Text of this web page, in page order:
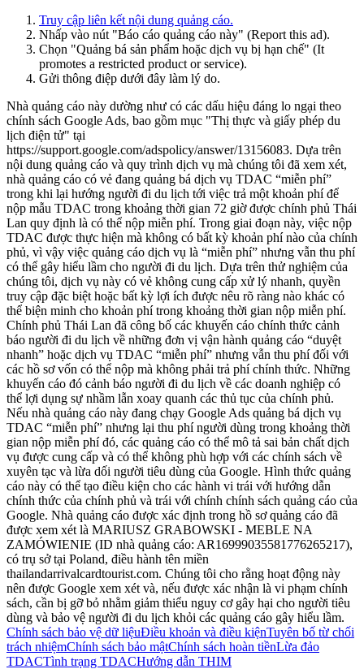
Truy cập liên kết nội dung quảng cáo.
Nhấp vào nút "Báo cáo quảng cáo này" (Report this ad).
Chọn "Quảng bá sản phẩm hoặc dịch vụ bị hạn chế" (It
promotes a restricted product or service).
Gửi thông điệp dưới đây làm lý do.
Nhà quảng cáo này dường như có các dấu hiệu đáng lo ngại theo
chính sách Google Ads, bao gồm mục "Thị thực và giấy phép du
lịch điện tử" tại
https://support.google.com/adspolicy/answer/13156083. Dựa trên
nội dung quảng cáo và quy trình dịch vụ mà chúng tôi đã xem xét,
nhà quảng cáo có vẻ đang quảng bá dịch vụ TDAC “miễn phí”
trong khi lại hướng người đi du lịch tới việc trả một khoản phí để
nộp mẫu TDAC trong khoảng thời gian 72 giờ được chính phủ Thái
Lan quy định là có thể nộp miễn phí. Trong giai đoạn này, việc nộp
TDAC được thực hiện mà không có bất kỳ khoản phí nào của chính
phủ, vì vậy việc quảng cáo dịch vụ là “miễn phí” nhưng vẫn thu phí
có thể gây hiểu lầm cho người đi du lịch. Dựa trên thử nghiệm của
chúng tôi, dịch vụ này có vẻ không cung cấp xử lý nhanh, quyền
truy cập đặc biệt hoặc bất kỳ lợi ích được nêu rõ ràng nào khác có
thể biện minh cho khoản phí trong khoảng thời gian nộp miễn phí.
Chính phủ Thái Lan đã công bố các khuyến cáo chính thức cảnh
báo người đi du lịch về những đơn vị vận hành quảng cáo “duyệt
nhanh” hoặc dịch vụ TDAC “miễn phí” nhưng vẫn thu phí đối với
các hồ sơ vốn có thể nộp mà không phải trả phí chính thức. Những
khuyến cáo đó cảnh báo người đi du lịch về các doanh nghiệp có
thể lợi dụng sự nhầm lẫn xoay quanh các thủ tục của chính phủ.
Nếu nhà quảng cáo này đang chạy Google Ads quảng bá dịch vụ
TDAC “miễn phí” nhưng lại thu phí người dùng trong khoảng thời
gian nộp miễn phí đó, các quảng cáo có thể mô tả sai bản chất dịch
vụ được cung cấp và có thể không phù hợp với các chính sách về
xuyên tạc và lừa dối người tiêu dùng của Google. Hình thức quảng
cáo này có thể tạo điều kiện cho các hành vi trái với hướng dẫn
chính thức của chính phủ và trái với chính chính sách quảng cáo của
Google. Nhà quảng cáo được xác định trong hồ sơ quảng cáo đã
được xem xét là MARIUSZ GRABOWSKI - MEBLE NA
ZAMÓWIENIE (ID nhà quảng cáo: AR16999035581776265217),
có trụ sở tại Poland, điều hành tên miền
thailandarrivalcardtourist.com. Chúng tôi cho rằng hoạt động này
nên được Google xem xét và, nếu được xác nhận là vi phạm chính
sách, cần bị gỡ bỏ nhằm giảm thiểu nguy cơ gây hại cho người tiêu
dùng và bảo vệ người đi du lịch khỏi các quảng cáo gây hiểu lầm.
Chính sách bảo vệ dữ liệuĐiều khoản và điều kiệnTuyên bố từ chối
trách nhiệmChính sách bảo mậtChính sách hoàn tiềnLừa đảo
TDACTình trạng TDACHướng dẫn THIM